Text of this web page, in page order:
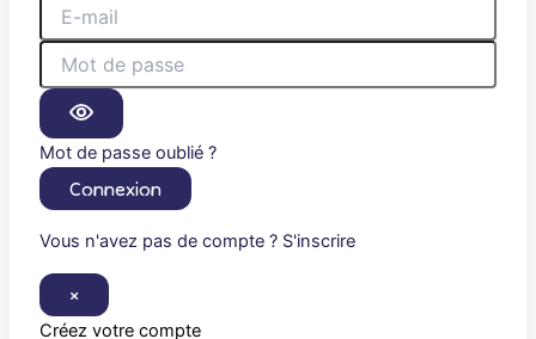
Mot de passe oublié ?
Connexion
Vous n'avez pas de compte ? S'inscrire
×
Créez votre compte